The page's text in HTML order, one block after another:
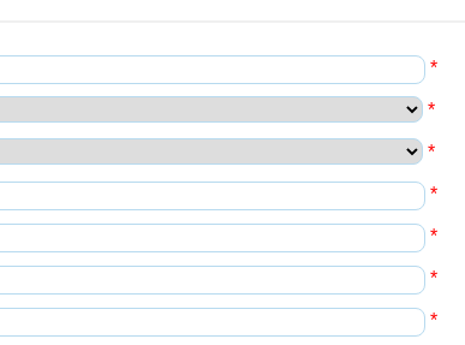
*
*
*
*
*
*
*